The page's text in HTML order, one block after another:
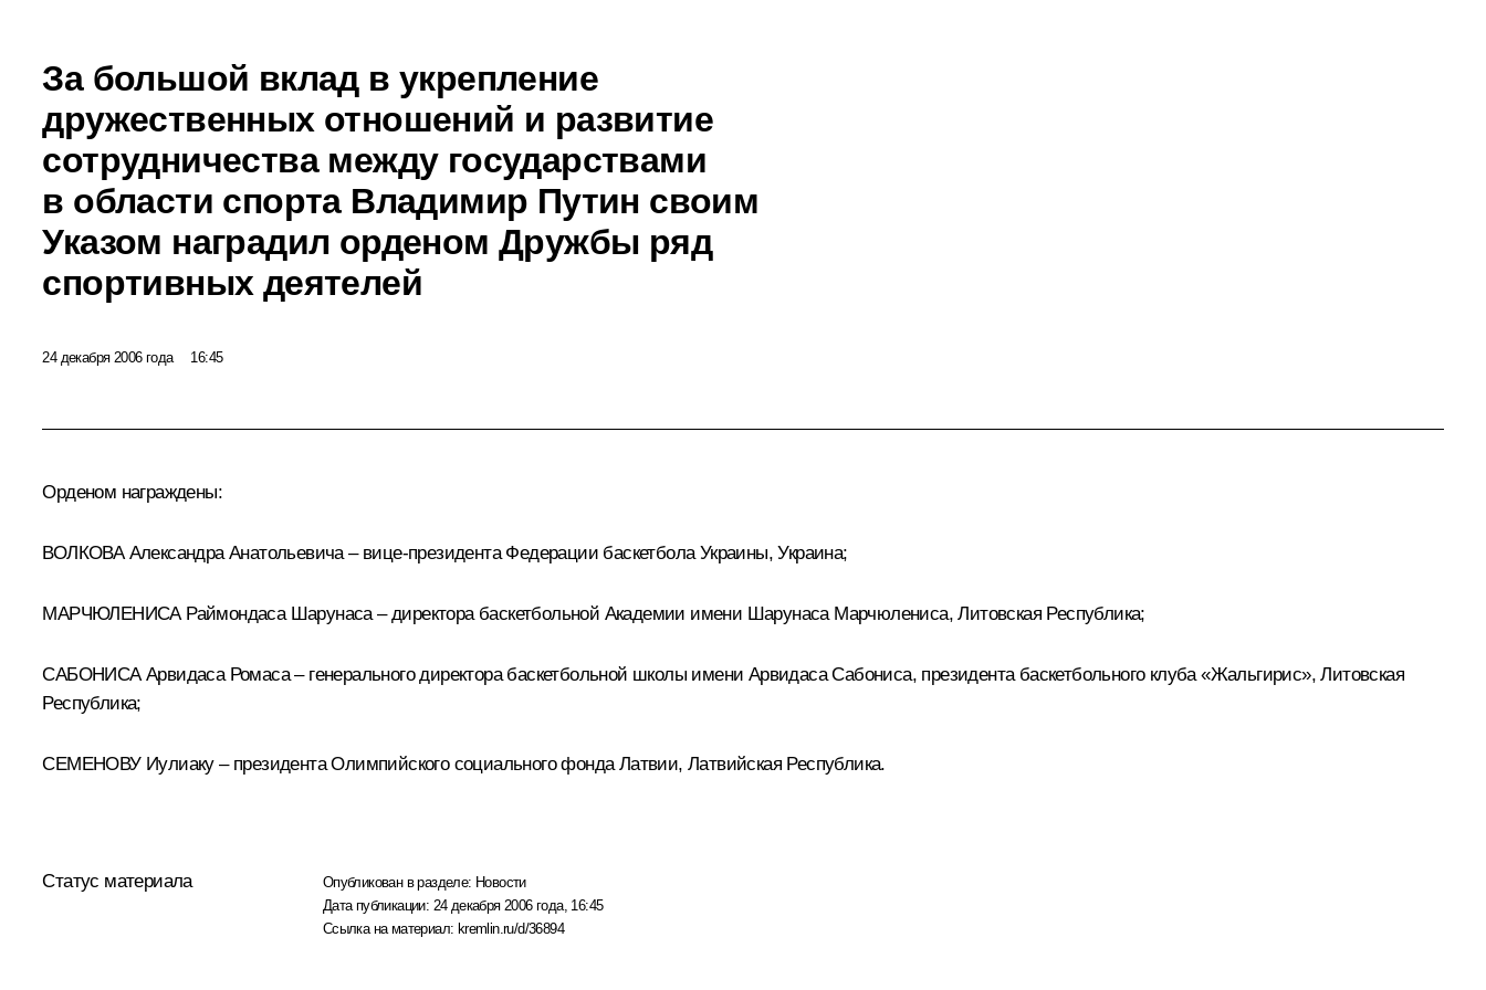
За большой вклад в укрепление
дружественных отношений и развитие
сотрудничества между государствами
в области спорта Владимир Путин своим
Указом наградил орденом Дружбы ряд
спортивных деятелей
24 декабря 2006 года 16:45
Орденом награждены:
ВОЛКОВА Александра Анатольевича – вице-президента Федерации баскетбола Украины, Украина;
МАРЧЮЛЕНИСА Раймондаса Шарунаса – директора баскетбольной Академии имени Шарунаса Марчюлениса, Литовская Республика;
САБОНИСА Арвидаса Ромаса – генерального директора баскетбольной школы имени Арвидаса Сабониса, президента баскетбольного клуба «Жальгирис», Литовская
Республика;
СЕМЕНОВУ Иулиаку – президента Олимпийского социального фонда Латвии, Латвийская Республика.
Статус материала Опубликован в разделе: Новости
Дата публикации: 24 декабря 2006 года, 16:45
Ссылка на материал: kremlin.ru/d/36894